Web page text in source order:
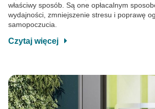
właściwy sposób. Są one opłacalnym
wydajności, zmniejszenie stresu i poprawę
samopoczucia.
Czytaj więcej